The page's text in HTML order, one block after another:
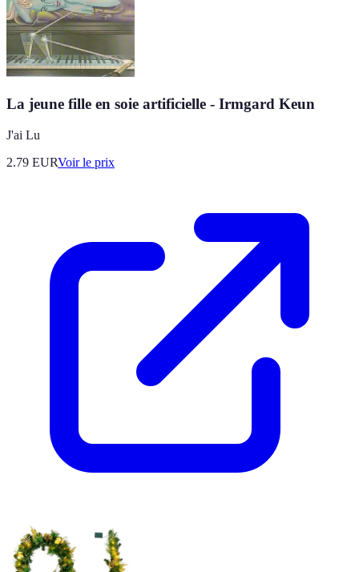
La jeune fille en soie artificielle - Irmgard Keun
J'ai Lu
2.79 EURVoir le prix